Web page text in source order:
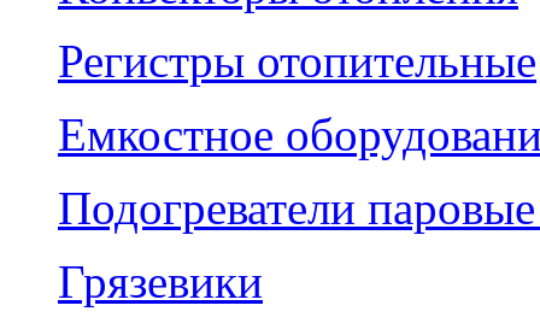
Регистры отопительные
Емкостное
Подогреватели
Грязевики